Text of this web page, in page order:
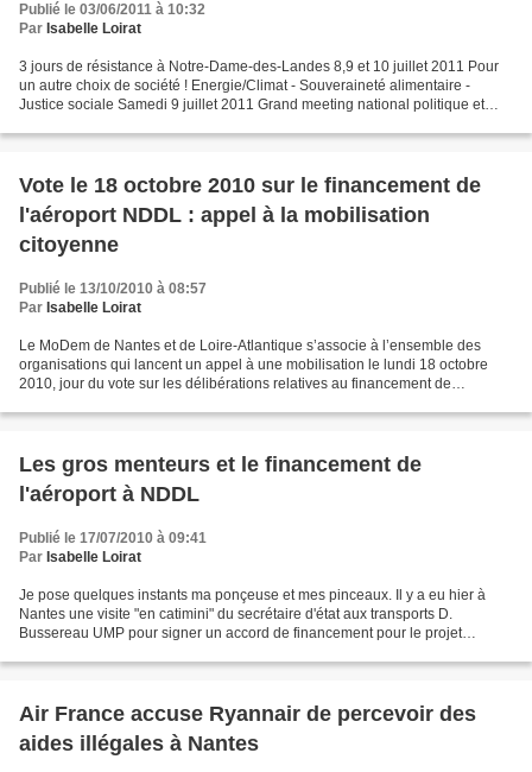
Publié le 03/06/2011 à 10:32
Par Isabelle Loirat
3 jours de résistance à Notre-Dame-des-Landes 8,9 et 10 juillet 2011 Pour
un autre choix de société ! Energie/Climat - Souveraineté alimentaire -
Justice sociale Samedi 9 juillet 2011 Grand meeting national politique et
Vote le 18 octobre 2010 sur le financement de
l'aéroport NDDL : appel à la mobilisation
citoyenne
Publié le 13/10/2010 à 08:57
Par Isabelle Loirat
Le MoDem de Nantes et de Loire-Atlantique s’associe à l’ensemble des
organisations qui lancent un appel à une mobilisation le lundi 18 octobre
2010, jour du vote sur les délibérations relatives au financement de
Les gros menteurs et le financement de
l'aéroport à NDDL
Publié le 17/07/2010 à 09:41
Par Isabelle Loirat
Je pose quelques instants ma ponçeuse et mes pinceaux. Il y a eu hier à
Nantes une visite "en catimini" du secrétaire d'état aux transports D.
Bussereau UMP pour signer un accord de financement pour le projet
Air France accuse Ryannair de percevoir des
aides illégales à Nantes